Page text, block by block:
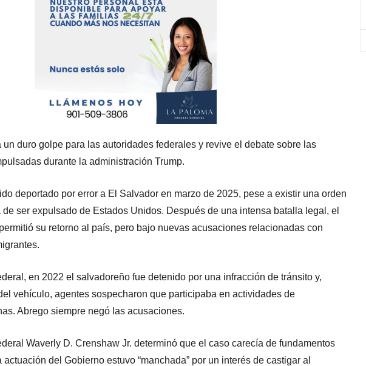
un duro golpe para las autoridades federales y revive el debate sobre las
durante la administración Trump.
deportado por error a El Salvador en marzo de 2025, pese a existir una orden
ser expulsado de Estados Unidos. Después de una intensa batalla legal, el
su retorno al país, pero bajo nuevas acusaciones relacionadas con
en 2022 el salvadoreño fue detenido por una infracción de tránsito y,
vehículo, agentes sospecharon que participaba en actividades de
Abrego siempre negó las acusaciones.
Waverly D. Crenshaw Jr. determinó que el caso carecía de fundamentos
del Gobierno estuvo “manchada” por un interés de castigar al